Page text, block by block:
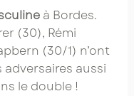
à Bordes.
(30), Rémi
(30/1) n’ont
aussi
le double !